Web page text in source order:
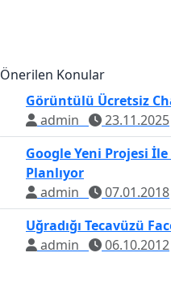
Önerilen Konular
Görüntülü Ücretsiz
admin
23.11.2025
Google Yeni Projesi
Planlıyor
admin
07.01.2018
Uğradığı Tecavüzü
admin
06.10.2012